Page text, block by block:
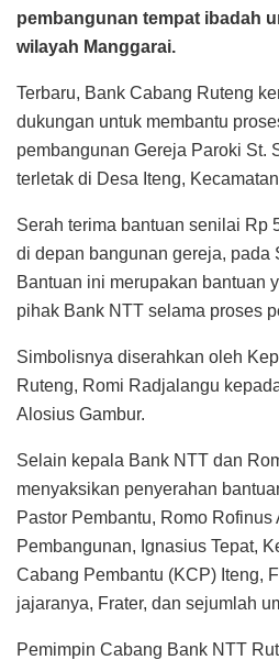
pembangunan tempat ibadah
wilayah Manggarai.
Terbaru, Bank Cabang Ruteng
dukungan untuk membantu
pembangunan Gereja Paroki St.
terletak di Desa Iteng,
Serah terima bantuan senilai Rp
di depan bangunan gereja, pada
Bantuan ini merupakan bantuan
pihak Bank NTT selama proses
Simbolisnya diserahkan oleh
Ruteng, Romi Radjalangu
Alosius Gambur.
Selain kepala Bank NTT dan
menyaksikan penyerahan
Pastor Pembantu, Romo Rofinus
Pembangunan, Ignasius Tepat,
Cabang Pembantu (KCP) Iteng,
jajaranya, Frater, dan sejumlah
Pemimpin Cabang Bank NTT